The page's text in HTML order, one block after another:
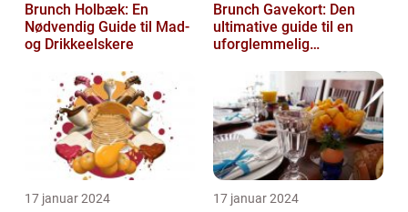
Brunch Holbæk: En
Nødvendig Guide til Mad-
og Drikkeelskere
Brunch Gavekort: Den
ultimative guide til en
uforglemmelig
17 januar 2024 17 januar 2024